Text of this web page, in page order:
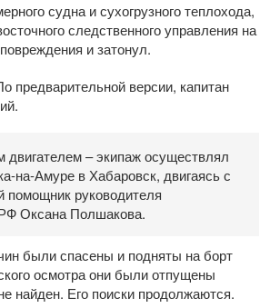
судна и сухогрузного теплохода,
следственного управления на
и затонул.
предварительной версии, капитан
– экипаж осуществлял
на-Амуре в Хабаровск, двигаясь с
руководителя
РФ Оксана Полшакова.
были спасены и подняты на борт
осмотра они были отпущены
найден. Его поиски продолжаются.